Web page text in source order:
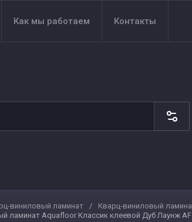
Как мы работаем Контакты
виниловый ламинат / Кварц-виниловый
ламинат Aquafloor Классик клеевой Дуб Лаунж